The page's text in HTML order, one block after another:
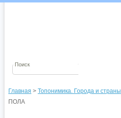
Главная > Топонимика. Города и страны
ПОЛА